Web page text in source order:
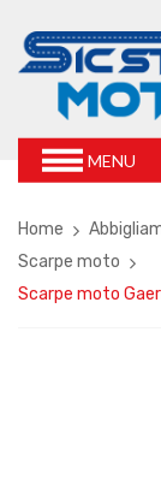
MENU
Home
Scarpe moto
Scarpe moto